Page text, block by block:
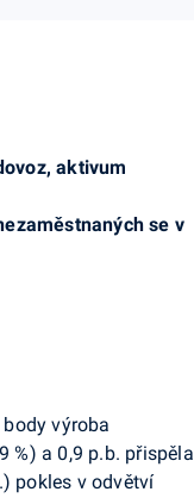
aktivum
se v
výroba
%) a 0,9 p.b. přispěla
pokles v odvětví